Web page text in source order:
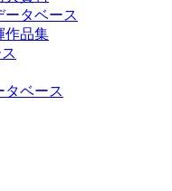
ータベース
作品集
タベース